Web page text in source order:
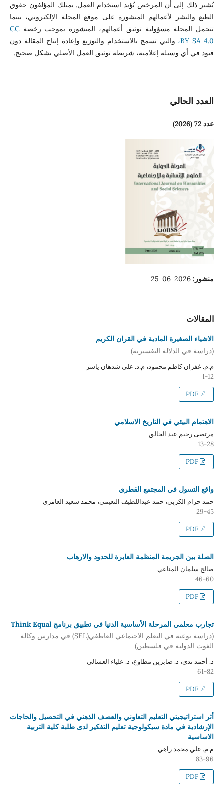
يُشير ذلك إلى أن المرخص يُؤيد استخدام العمل. يمتلك المؤلفون حقوق
الطبع والنشر لأعمالهم المنشورة على موقع المجلة الإلكتروني، بينما
تتحمل المجلة مسؤولية توثيق أعمالهم، المنشورة بموجب رخصةCC
BY-SA 4.0،
والتي تسمح بالاستخدام والتوزيع وإعادة إنتاج المقالة دون
قيود في أي وسيلة إعلامية، شريطة توثيق العمل الأصلي بشكل صحيح.
العدد الحالي
عدد 72 (2026)
منشور: 2026-06-25
المقالات
الاشياء الصغيرة المادية في القران الكريم
(دراسة في الدلالة التفسيرية)
م.م. غفران كاظم محمود، م.د. علي شدهان ياسر
1-12
PDF
الاهتمام البيئي في التاريخ الاسلامي
مرتضى رحيم عبد الخالق
13-28
PDF
واقع التسول في المجتمع القطري
حمد حزام الكربي، حمد عبداللطيف النعيمي، محمد سعيد العامري
29-45
PDF
الصلة بين الجريمة المنظمة العابرة للحدود والارهاب
صالح سلمان المناعي
46-60
PDF
تجارب معلمي المرحلة الأساسية الدنيا في تطبيق برنامج Think Equal
(دراسة نوعية في التعلم الاجتماعي العاطفي(SEL) في مدارس وكالة
الغوث الدولية في فلسطين)
د. أحمد ندى، د. صابرين مطاوع، د. علياء العسالي
61-82
PDF
أثر استراتيجيتي التعليم التعاوني والعصف الذهني في التحصيل والحاجات
الإرشادية في مادة سيكولوجية تعليم التفكير لدى طلبة كلية التربية
الاساسية
م.م. علي محمد راهي
83-96
PDF